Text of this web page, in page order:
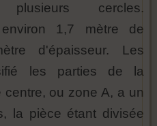
cercles.
1,7 mètre de
d'épaisseur. Les
les parties de la
ou zone A, a un
la pièce étant divisée